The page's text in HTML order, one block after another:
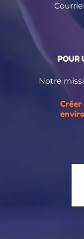
POUR
Notre
Créer